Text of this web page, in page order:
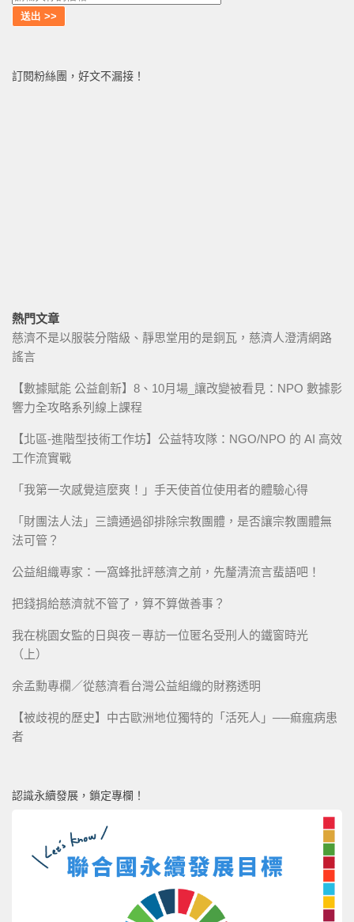
訂閱粉絲團，好文不漏接！
熱門文章
慈濟不是以服裝分階級、靜思堂用的是銅瓦，慈濟人澄清網路
謠言
【數據賦能 公益創新】8、10月場_讓改變被看見：NPO 數據影
響力全攻略系列線上課程
【北區-進階型技術工作坊】公益特攻隊：NGO/NPO 的 AI 高效
工作流實戰
「我第一次感覺這麼爽！」手天使首位使用者的體驗心得
「財團法人法」三讀通過卻排除宗教團體，是否讓宗教團體無
法可管？
公益組織專家：一窩蜂批評慈濟之前，先釐清流言蜚語吧！
把錢捐給慈濟就不管了，算不算做善事？
我在桃園女監的日與夜－專訪一位匿名受刑人的鐵窗時光
（上）
余孟勳專欄／從慈濟看台灣公益組織的財務透明
【被歧視的歷史】中古歐洲地位獨特的「活死人」──痲瘋病患
者
認識永續發展，鎖定專欄！